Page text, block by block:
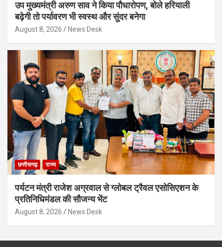
उप मुख्यमंत्री अरुण साव ने किया पौधारोपण, बोले हरियाली
बढ़ेगी तो पर्यावरण भी स्वस्थ और सुंदर बनेगा
August 8, 2026 News Desk
छत्तीसगढ़ राज्य
पर्यटन मंत्री राजेश अग्रवाल से ग्लोबल ट्रैवल एसोसिएशन के
प्रतिनिधिमंडल की सौजन्य भेंट
August 8, 2026 News Desk